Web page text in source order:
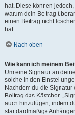
hat. Diese können
warum dein Beitrag
einen Beitrag nicht
hat.
Nach oben
Wie kann ich meinem
Um eine Signatur an
solche in den
Nachdem du die Signatur
Beitrag das Kästchen
auch hinzufügen, indem
standardmäßige